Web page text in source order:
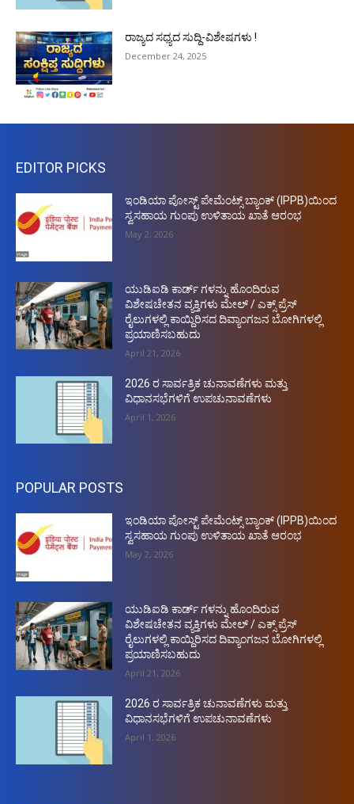
ರಾಜ್ಯದ ಸಧ್ಯದ ಸುದ್ದಿ-ವಿಶೇಷಗಳು !
December 24, 2025
EDITOR PICKS
ಇಂಡಿಯಾ ಪೋಸ್ಟ್ ಪೇಮೆಂಟ್ಸ್ ಬ್ಯಾಂಕ್ (IPPB)ಯಿಂದ
ಸ್ವಸಹಾಯ ಗುಂಪು ಉಳಿತಾಯ ಖಾತೆ ಆರಂಭ
May 2, 2026
ಯುಡಿಐಡಿ ಕಾರ್ಡ್ ಗಳನ್ನು ಹೊಂದಿರುವ
ವಿಶೇಷಚೇತನ ವ್ಯಕ್ತಿಗಳು ಮೇಲ್ / ಎಕ್ಸ್ ಪ್ರೆಸ್
ರೈಲುಗಳಲ್ಲಿ ಕಾಯ್ದಿರಿಸದ ದಿವ್ಯಾಂಗಜನ ಬೋಗಿಗಳಲ್ಲಿ
ಪ್ರಯಾಣಿಸಬಹುದು
April 21, 2026
2026 ರ ಸಾರ್ವತ್ರಿಕ ಚುನಾವಣೆಗಳು ಮತ್ತು
ವಿಧಾನಸಭೆಗಳಿಗೆ ಉಪಚುನಾವಣೆಗಳು
April 1, 2026
POPULAR POSTS
ಇಂಡಿಯಾ ಪೋಸ್ಟ್ ಪೇಮೆಂಟ್ಸ್ ಬ್ಯಾಂಕ್ (IPPB)ಯಿಂದ
ಸ್ವಸಹಾಯ ಗುಂಪು ಉಳಿತಾಯ ಖಾತೆ ಆರಂಭ
May 2, 2026
ಯುಡಿಐಡಿ ಕಾರ್ಡ್ ಗಳನ್ನು ಹೊಂದಿರುವ
ವಿಶೇಷಚೇತನ ವ್ಯಕ್ತಿಗಳು ಮೇಲ್ / ಎಕ್ಸ್ ಪ್ರೆಸ್
ರೈಲುಗಳಲ್ಲಿ ಕಾಯ್ದಿರಿಸದ ದಿವ್ಯಾಂಗಜನ ಬೋಗಿಗಳಲ್ಲಿ
ಪ್ರಯಾಣಿಸಬಹುದು
April 21, 2026
2026 ರ ಸಾರ್ವತ್ರಿಕ ಚುನಾವಣೆಗಳು ಮತ್ತು
ವಿಧಾನಸಭೆಗಳಿಗೆ ಉಪಚುನಾವಣೆಗಳು
April 1, 2026